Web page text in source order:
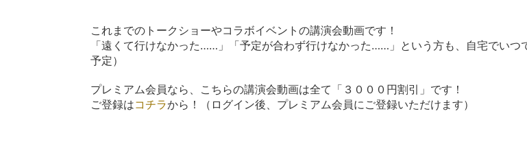
これまでのトークショーやコラボイベントの講演会動画です！
「遠くて行けなかった……」「予定が合わず行けなかった……」という方も、自宅でい
予定）
プレミアム会員なら、こちらの講演会動画は全て「３０００円割引」です！
ご登録はコチラから！（ログイン後、プレミアム会員にご登録いただけます）